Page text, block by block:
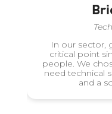
In our sector,
critical point
people. We
need technical
and a